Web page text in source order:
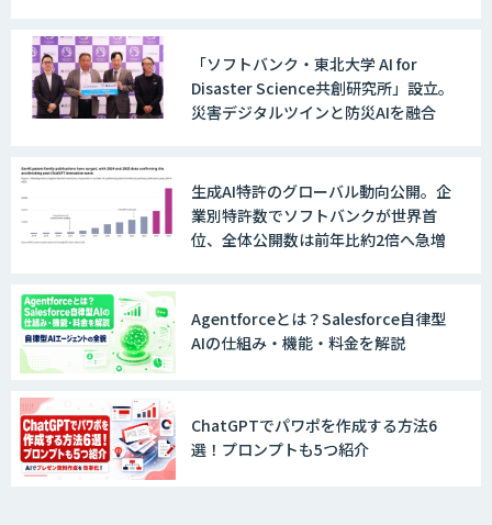
「ソフトバンク・東北大学 AI for
Disaster Science共創研究所」設立。
災害デジタルツインと防災AIを融合
生成AI特許のグローバル動向公開。企
業別特許数でソフトバンクが世界首
位、全体公開数は前年比約2倍へ急増
Agentforceとは？Salesforce自律型
AIの仕組み・機能・料金を解説
ChatGPTでパワポを作成する方法6
選！プロンプトも5つ紹介